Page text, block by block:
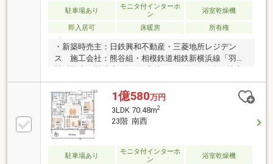
い探しをお手伝いします ━━━━━・・・物件の詳
細・ご相談はお気軽にお問い合わせください。
駐車場あり
モニタ付インターホ
ン
浴室乾燥機
即入居可 床暖房 所有権
・新築時売主：日鉄興和不動産・三菱地所レジデン
ス 施工会社：熊谷組・相模鉄道相鉄新横浜線「羽沢
23階建て・総戸数：357戸・充実した共用施設・サー
ビス・24時間ゴミ捨て可能・ホテルライクな内廊下
1億580万円
3LDK 70.48m2
23階 南西
駐車場あり
モニタ付インターホ
ン
浴室乾燥機